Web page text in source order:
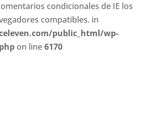
condicionales de IE los
compatibles. in
public_html/wp-
on line6170